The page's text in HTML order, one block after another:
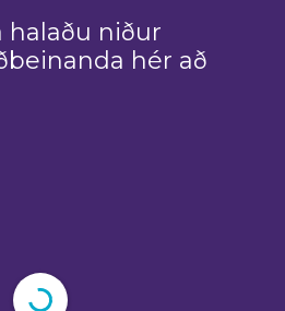
halaðu niður
hér að